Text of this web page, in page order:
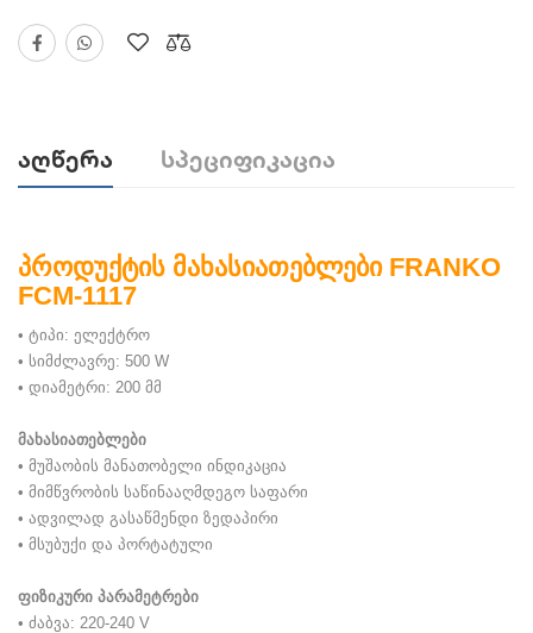
Აღწერა Სპეციფიკაცია
პროდუქტის მახასიათებლები FRANKO
FCM-1117
• ტიპი: ელექტრო
• სიმძლავრე: 500 W
• დიამეტრი: 200 მმ
მახასიათებლები
• მუშაობის მანათობელი ინდიკაცია
• მიმწვრობის საწინააღმდეგო საფარი
• ადვილად გასაწმენდი ზედაპირი
• მსუბუქი და პორტატული
ფიზიკური პარამეტრები
• ძაბვა: 220-240 V